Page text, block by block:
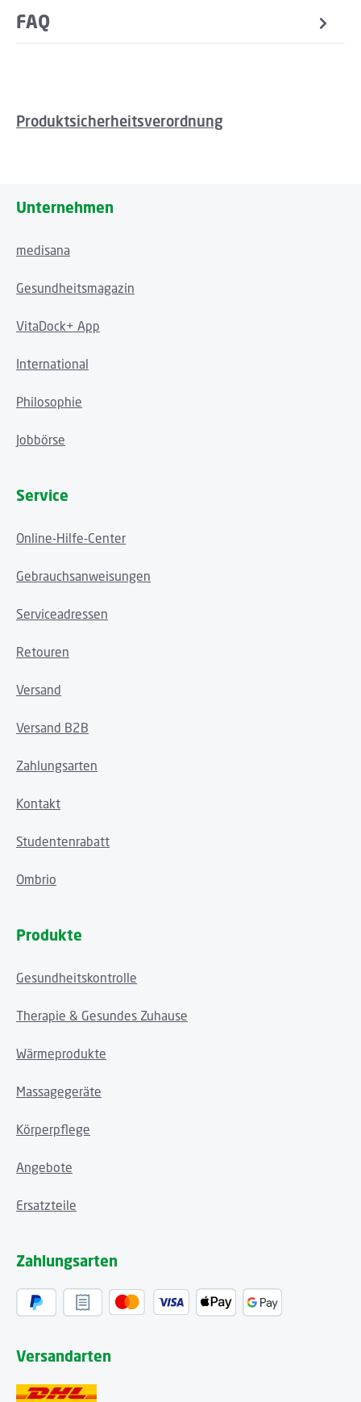
FAQ
Produktsicherheitsverordnung
Unternehmen
medisana
Gesundheitsmagazin
VitaDock+ App
International
Philosophie
Jobbörse
Service
Online-Hilfe-Center
Gebrauchsanweisungen
Serviceadressen
Retouren
Versand
Versand B2B
Zahlungsarten
Kontakt
Studentenrabatt
Ombrio
Produkte
Gesundheitskontrolle
Therapie & Gesundes Zuhause
Wärmeprodukte
Massagegeräte
Körperpflege
Angebote
Ersatzteile
Zahlungsarten
Versandarten